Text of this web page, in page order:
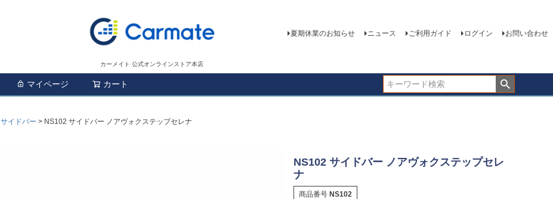
カーメイト 公式オンラインストア本店
夏期休業のお知らせ ニュース ご利用ガイド ログイン お問い合わせ
マイページ カート
サイドバー NS102 サイドバー ノアヴォクステップセレナ
NS102 サイドバー ノアヴォクステップセレ
ナ
商品番号 NS102